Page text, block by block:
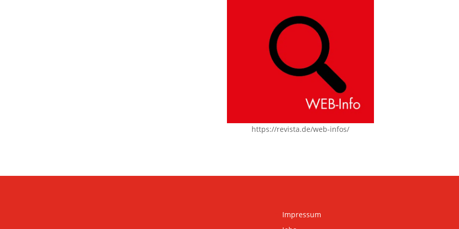
https://revista.de/web-infos/
Impressum